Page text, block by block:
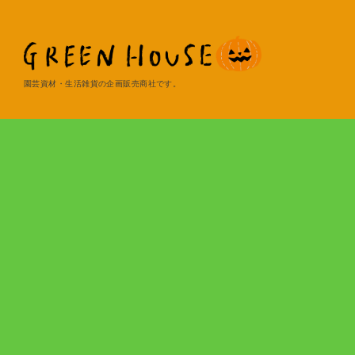
園芸資材・生活雑貨の企画販売商社です。